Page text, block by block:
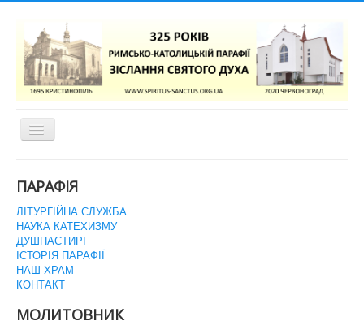
Перемикач
навігації
ПАРАФІЯ
ЛІТУРГІЙНА СЛУЖБА
НАУКА КАТЕХИЗМУ
ДУШПАСТИРІ
ІСТОРІЯ ПАРАФІЇ
НАШ ХРАМ
КОНТАКТ
МОЛИТОВНИК